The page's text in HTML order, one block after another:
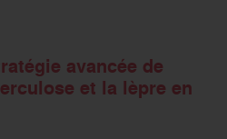
avancée de
et la lèpre en